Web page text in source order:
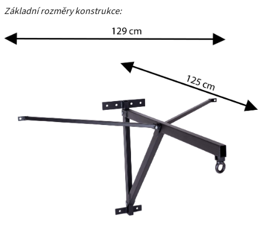
Základní rozměry konstrukce: